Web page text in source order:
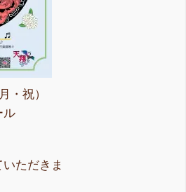
・祝）
ル
ただきま